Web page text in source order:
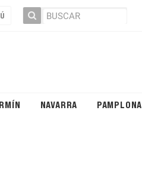
NAVARRA PAMPLONA